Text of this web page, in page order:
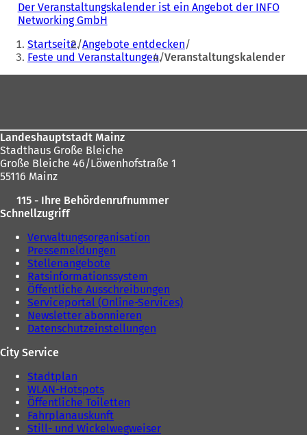
Der Veranstaltungskalender ist ein Angebot der INFO
Networking GmbH
Sie
befinden
sich
Startseite Angebote entdecken
Feste und Veranstaltungen Veranstaltungskalender
Landeshauptstadt Mainz
Stadthaus Große Bleiche
Große Bleiche 46/Löwenhofstraße 1
55116 Mainz
115 - Ihre Behördenrufnummer
Schnellzugriff
Verwaltungsorganisation
Pressemeldungen
Stellenangebote
Ratsinformationssystem
Öffentliche Ausschreibungen
Serviceportal (Online-Services)
Newsletter abonnieren
Datenschutzeinstellungen
City Service
Stadtplan
WLAN-Hotspots
Öffentliche Toiletten
Fahrplanauskunft
Still- und Wickelwegweiser